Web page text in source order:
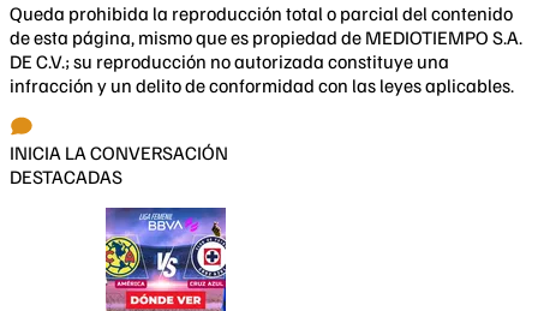
Queda prohibida la reproducción total o parcial del contenido
de esta página, mismo que es propiedad de MEDIOTIEMPO S.A.
DE C.V.; su reproducción no autorizada constituye una
infracción y un delito de conformidad con las leyes aplicables.
INICIA LA CONVERSACIÓN
DESTACADAS